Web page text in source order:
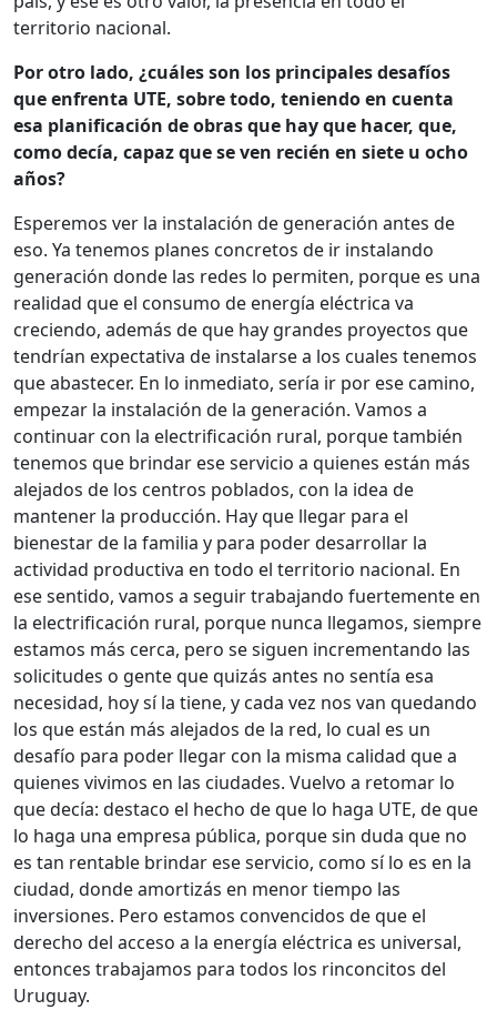
territorio nacional.
Por otro lado, ¿cuáles son los principales desafíos
que enfrenta UTE, sobre todo, teniendo en cuenta
esa planificación de obras que hay que hacer, que,
como decía, capaz que se ven recién en siete u ocho
años?
Esperemos ver la instalación de generación antes de
eso. Ya tenemos planes concretos de ir instalando
generación donde las redes lo permiten, porque es una
realidad que el consumo de energía eléctrica va
creciendo, además de que hay grandes proyectos que
tendrían expectativa de instalarse a los cuales tenemos
que abastecer. En lo inmediato, sería ir por ese camino,
empezar la instalación de la generación. Vamos a
continuar con la electrificación rural, porque también
tenemos que brindar ese servicio a quienes están más
alejados de los centros poblados, con la idea de
mantener la producción. Hay que llegar para el
bienestar de la familia y para poder desarrollar la
actividad productiva en todo el territorio nacional. En
ese sentido, vamos a seguir trabajando fuertemente en
la electrificación rural, porque nunca llegamos, siempre
estamos más cerca, pero se siguen incrementando las
solicitudes o gente que quizás antes no sentía esa
necesidad, hoy sí la tiene, y cada vez nos van quedando
los que están más alejados de la red, lo cual es un
desafío para poder llegar con la misma calidad que a
quienes vivimos en las ciudades. Vuelvo a retomar lo
que decía: destaco el hecho de que lo haga UTE, de que
lo haga una empresa pública, porque sin duda que no
es tan rentable brindar ese servicio, como sí lo es en la
ciudad, donde amortizás en menor tiempo las
inversiones. Pero estamos convencidos de que el
derecho del acceso a la energía eléctrica es universal,
entonces trabajamos para todos los rinconcitos del
Uruguay.